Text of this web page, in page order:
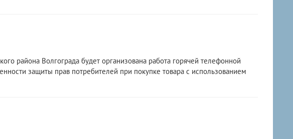
района Волгограда будет организована работа горячей телефонной
защиты прав потребителей при покупке товара с использованием